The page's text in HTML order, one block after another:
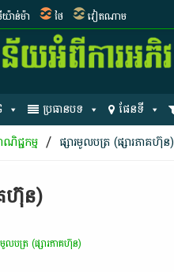
ាន់ម៉ា ថៃ វៀតណាម
ប្រធានបទ ផែនទី
ជ្ជកម្ម / ផ្សារមូលបត្រ (ផ្សារភាគហ៊ុន)
ហ៊ុន)
មូលបត្រ (ផ្សារភាគហ៊ុន)